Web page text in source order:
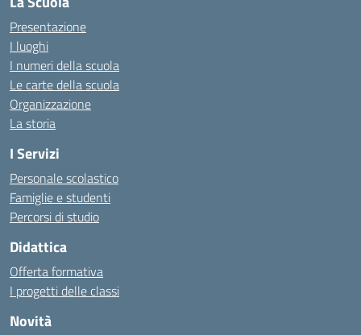
Presentazione
I luoghi
I numeri della scuola
Le carte della scuola
Organizzazione
La storia
I Servizi
Personale scolastico
Famiglie e studenti
Percorsi di studio
Didattica
Offerta formativa
I progetti delle classi
Novità